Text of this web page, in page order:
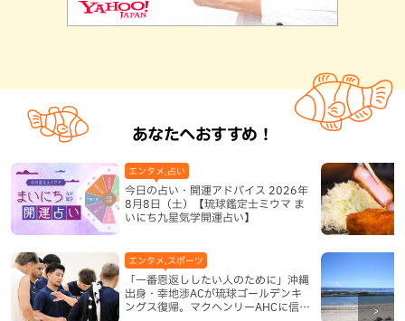
あなたへおすすめ！
今日の占い・開運アドバイス 2026年
8月8日（土）【琉球鑑定士ミウマ ま
いにち九星気学開運占い】
エンタメ,占い
「一番恩返ししたい人のために」沖縄
出身・幸地渉ACが琉球ゴールデンキ
ングス復帰。マクヘンリーAHCに信頼
エンタメ,スポーツ